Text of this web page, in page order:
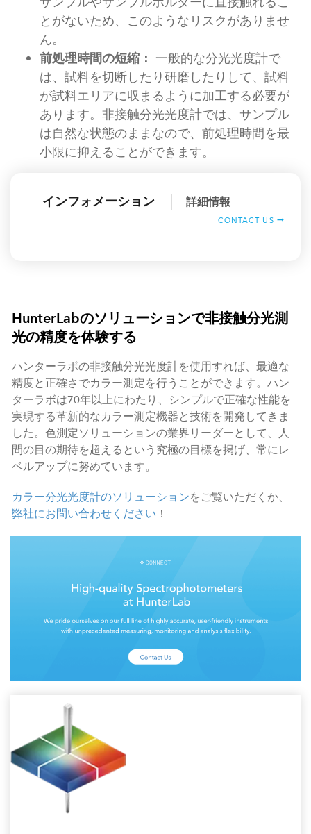
とがないため、このようなリスクがありませ
ん。
前処理時間の短縮： 一般的な分光光度計で
は、試料を切断したり研磨したりして、試料
が試料エリアに収まるように加工する必要が
あります。非接触分光光度計では、サンプル
は自然な状態のままなので、前処理時間を最
小限に抑えることができます。
インフォメーション 詳細情報
CONTACT US
HunterLabのソリューションで非接触分光測
光の精度を体験する
ハンターラボの非接触分光光度計を使用すれば、最適な
精度と正確さでカラー測定を行うことができます。ハン
ターラボは70年以上にわたり、シンプルで正確な性能を
実現する革新的なカラー測定機器と技術を開発してきま
した。色測定ソリューションの業界リーダーとして、人
間の目の期待を超えるという究極の目標を掲げ、常にレ
ベルアップに努めています。
カラー分光光度計のソリューションをご覧いただくか、
弊社にお問い合わせください ！